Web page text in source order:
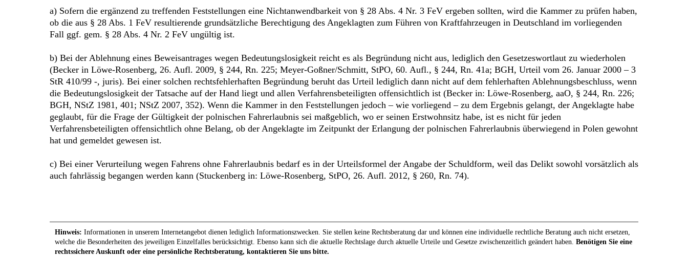
a) Sofern die ergänzend zu treffenden Feststellungen eine Nichtanwendbarkeit von § 28 Abs. 4 Nr. 3 FeV ergeben sollten, wird die Kammer zu prüfen haben,
ob die aus § 28 Abs. 1 FeV resultierende grundsätzliche Berechtigung des Angeklagten zum Führen von Kraftfahrzeugen in Deutschland im vorliegenden
Fall ggf. gem. § 28 Abs. 4 Nr. 2 FeV ungültig ist.
b) Bei der Ablehnung eines Beweisantrages wegen Bedeutungslosigkeit reicht es als Begründung nicht aus, lediglich den Gesetzeswortlaut zu wiederholen
(Becker in Löwe-Rosenberg, 26. Aufl. 2009, § 244, Rn. 225; Meyer-Goßner/Schmitt, StPO, 60. Aufl., § 244, Rn. 41a; BGH, Urteil vom 26. Januar 2000 – 3
StR 410/99 -, juris). Bei einer solchen rechtsfehlerhaften Begründung beruht das Urteil lediglich dann nicht auf dem fehlerhaften Ablehnungsbeschluss, wenn
die Bedeutungslosigkeit der Tatsache auf der Hand liegt und allen Verfahrensbeteiligten offensichtlich ist (Becker in: Löwe-Rosenberg, aaO, § 244, Rn. 226;
BGH, NStZ 1981, 401; NStZ 2007, 352). Wenn die Kammer in den Feststellungen jedoch – wie vorliegend – zu dem Ergebnis gelangt, der Angeklagte habe
geglaubt, für die Frage der Gültigkeit der polnischen Fahrerlaubnis sei maßgeblich, wo er seinen Erstwohnsitz habe, ist es nicht für jeden
Verfahrensbeteiligten offensichtlich ohne Belang, ob der Angeklagte im Zeitpunkt der Erlangung der polnischen Fahrerlaubnis überwiegend in Polen gewohnt
hat und gemeldet gewesen ist.
c) Bei einer Verurteilung wegen Fahrens ohne Fahrerlaubnis bedarf es in der Urteilsformel der Angabe der Schuldform, weil das Delikt sowohl vorsätzlich als
auch fahrlässig begangen werden kann (Stuckenberg in: Löwe-Rosenberg, StPO, 26. Aufl. 2012, § 260, Rn. 74).
Hinweis: Informationen in unserem Internetangebot dienen lediglich Informationszwecken. Sie stellen keine Rechtsberatung dar und können eine individuelle rechtliche Beratung auch nicht ersetzen,
welche die Besonderheiten des jeweiligen Einzelfalles berücksichtigt. Ebenso kann sich die aktuelle Rechtslage durch aktuelle Urteile und Gesetze zwischenzeitlich geändert haben. Benötigen Sie eine
rechtssichere Auskunft oder eine persönliche Rechtsberatung, kontaktieren Sie uns bitte.